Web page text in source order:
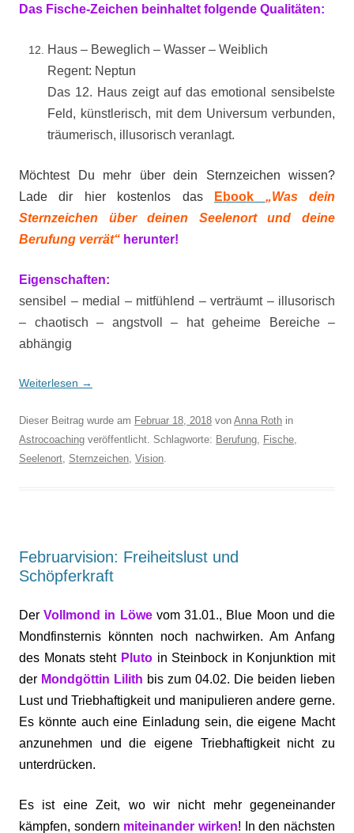
Das Fische-Zeichen beinhaltet folgende Qualitäten:
Haus – Beweglich – Wasser – Weiblich
Regent: Neptun
Das 12. Haus zeigt auf das emotional sensibelste
Feld, künstlerisch, mit dem Universum verbunden,
träumerisch, illusorisch veranlagt.
Möchtest Du mehr über dein Sternzeichen wissen?
Lade dir hier kostenlos das
Ebook
„Was dein
Sternzeichen über deinen Seelenort und deine
Berufung verrät“ herunter!
Eigenschaften:
sensibel – medial – mitfühlend – verträumt – illusorisch
– chaotisch – angstvoll – hat geheime Bereiche –
abhängig
Weiterlesen →
Dieser Beitrag wurde am Februar 18, 2018 von Anna Roth in
Astrocoaching veröffentlicht. Schlagworte: Berufung, Fische,
Seelenort, Sternzeichen, Vision.
Februarvision: Freiheitslust und
Schöpferkraft
DerVollmond in Löwe vom 31.01., Blue Moon und die
Mondfinsternis könnten noch nachwirken. Am Anfang
des Monats steht Plutoin Steinbock in Konjunktion mit
der Mondgöttin Lilith bis zum 04.02. Die beiden lieben
Lust und Triebhaftigkeit und manipulieren andere gerne.
Es könnte auch eine Einladung sein, die eigene Macht
anzunehmen und die eigene Triebhaftigkeit nicht zu
unterdrücken.
Es ist eine Zeit, wo wir nicht mehr gegeneinander
kämpfen, sondern miteinander wirken! In den nächsten